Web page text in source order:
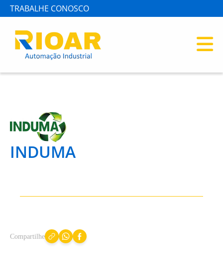
TRABALHE CONOSCO
INDUMA
Compartilhe